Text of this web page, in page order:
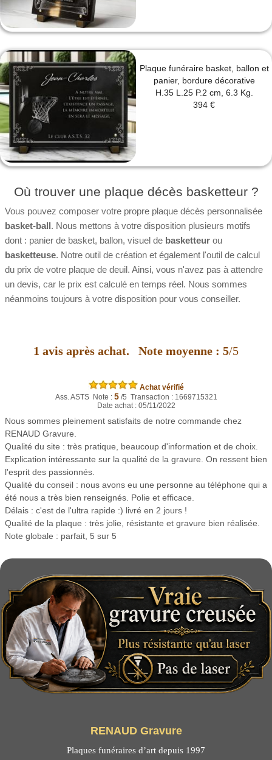
Plaque funéraire basket, ballon et
panier, bordure décorative
H.35 L.25 P.2 cm, 6.3 Kg.
394 €
Où trouver une plaque décès basketteur ?
Vous pouvez composer votre propre plaque décès personnalisée
basket-ball. Nous mettons à votre disposition plusieurs motifs
dont : panier de basket, ballon, visuel de basketteur ou
basketteuse. Notre outil de création et également l'outil de calcul
du prix de votre plaque de deuil. Ainsi, vous n'avez pas à attendre
un devis, car le prix est calculé en temps réel. Nous sommes
néanmoins toujours à votre disposition pour vous conseiller.
1 avis après achat. Note moyenne : 5/5
Achat vérifié
Ass. ASTS Note : 5/5 Transaction : 1669715321
Date achat : 05/11/2022
Nous sommes pleinement satisfaits de notre commande chez
RENAUD Gravure.
Qualité du site : très pratique, beaucoup d'information et de choix.
Explication intéressante sur la qualité de la gravure. On ressent bien
l'esprit des passionnés.
Qualité du conseil : nous avons eu une personne au téléphone qui a
été nous a très bien renseignés. Polie et efficace.
Délais : c'est de l'ultra rapide :) livré en 2 jours !
Qualité de la plaque : très jolie, résistante et gravure bien réalisée.
Note globale : parfait, 5 sur 5
RENAUD Gravure
Plaques funéraires d’art depuis 1997